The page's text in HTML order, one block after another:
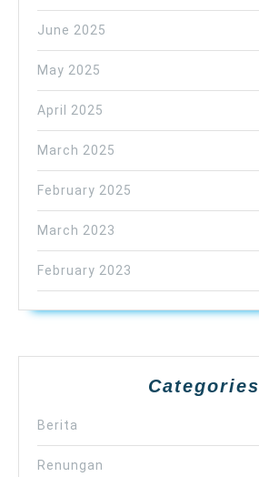
June 2025
May 2025
April 2025
March 2025
February 2025
March 2023
February 2023
Categories
Berita
Renungan